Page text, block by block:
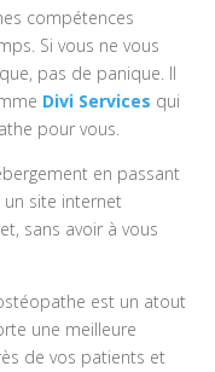
compétences
Si vous ne vous
pas de panique. Il
Divi Services qui
pour vous.
en passant
un site internet
sans avoir à vous
est un atout
une meilleure
de vos patients et